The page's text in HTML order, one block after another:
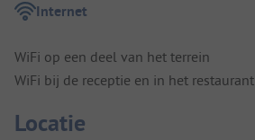
Internet
WiFi op een deel van het terrein
WiFi bij de receptie en in het restaurant
Locatie